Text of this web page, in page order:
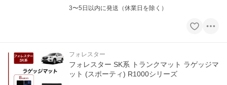
3〜5日以内に発送（休業日を除く）
フォレスター
フォレスター SK系 トランクマット ラゲッジマ
ット (スポーティ) R1000シリーズ